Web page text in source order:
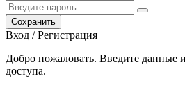
Сохранить
Вход / Регистрация
Добро пожаловать. Введите данные
доступа.